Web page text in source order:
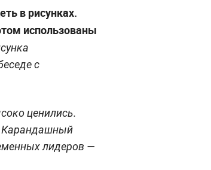
в рисунках.
использованы
с
ценились.
Карандашный
лидеров —